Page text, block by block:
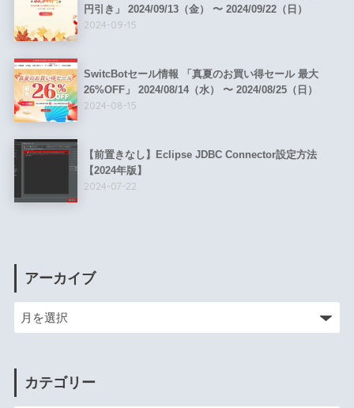
円引き」 2024/09/13（金） 〜 2024/09/22（日）
2024-09-15
SwitcBotセール情報 「真夏のお買い得セール 最大
26%OFF」 2024/08/14（水） 〜 2024/08/25（日）
2024-08-15
【前置きなし】Eclipse JDBC Connector設定方法
【2024年版】
2024-07-22
アーカイブ
カテゴリー